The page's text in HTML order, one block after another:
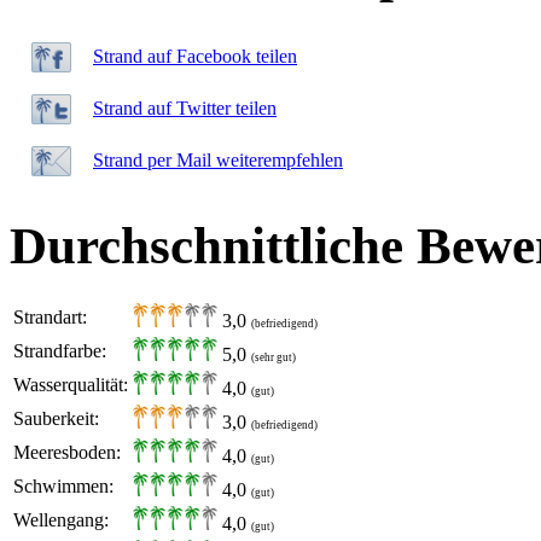
Strand auf Facebook teilen
Strand auf Twitter teilen
Strand per Mail weiterempfehlen
Durchschnittliche
Strandart: 3,0 (befriedigend)
Strandfarbe: 5,0 (sehr gut)
Wasserqualität: 4,0 (gut)
Sauberkeit: 3,0 (befriedigend)
Meeresboden: 4,0 (gut)
Schwimmen: 4,0 (gut)
Wellengang: 4,0 (gut)